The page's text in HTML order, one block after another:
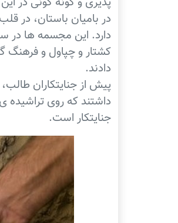
در بامیان باستان، در
کشتار و چپاول و فرهنگ
دادند.
پیش از جنایتکاران
داشتند که روی
جنایتکار است.